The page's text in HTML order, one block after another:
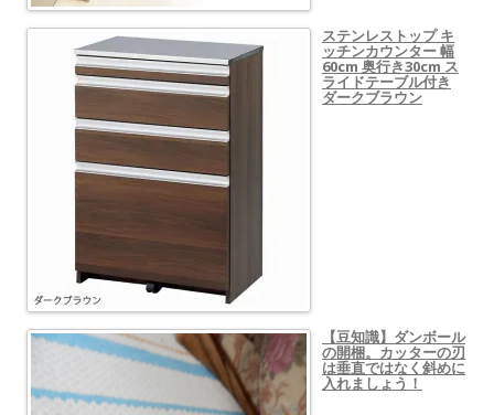
ステンレストップ キ
ッチンカウンター 幅
60cm 奥行き30cm ス
ライドテーブル付き
ダークブラウン
【豆知識】ダンボール
の開梱。カッターの刃
は垂直ではなく斜めに
入れましょう！